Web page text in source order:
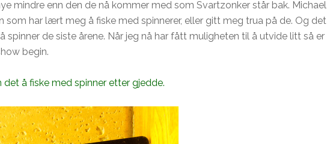
mindre enn den de nå kommer med som Svartzonker står bak. Michael
som har lært meg å fiske med spinnerer, eller gitt meg trua på de. Og det
spinner de siste årene. Når jeg nå har fått muligheten til å utvide litt så er
begin.
det å fiske med spinner etter gjedde.